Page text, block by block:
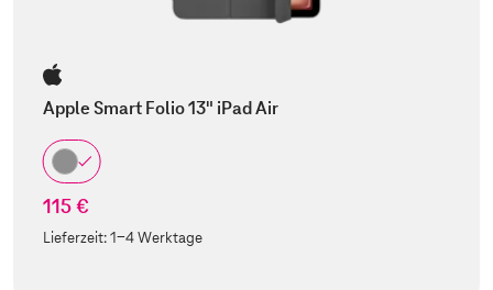
Apple Smart Folio 13" iPad Air
115 €
Lieferzeit:1-4 Werktage